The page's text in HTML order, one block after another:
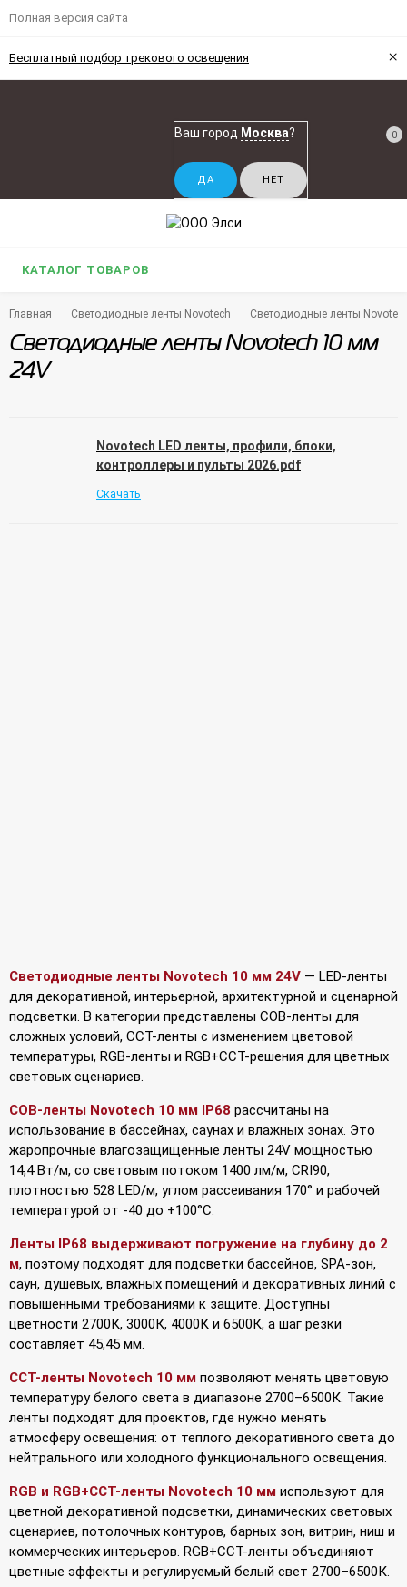
Полная версия сайта
Бесплатный подбор трекового освещения ×
Ваш город Москва? 0
КАТАЛОГ ТОВАРОВ
Главная Светодиодные ленты Novotech Светодиодные ленты
Светодиодные ленты Novotech 10 мм
24V
Novotech LED ленты, профили, блоки,
контроллеры и пульты 2026.pdf
Скачать
Светодиодные ленты Novotech 10 мм 24V — LED-ленты
для декоративной, интерьерной, архитектурной и сценарной
подсветки. В категории представлены COB-ленты для
сложных условий, CCT-ленты с изменением цветовой
температуры, RGB-ленты и RGB+CCT-решения для цветных
световых сценариев.
COB-ленты Novotech 10 мм IP68 рассчитаны на
использование в бассейнах, саунах и влажных зонах. Это
жаропрочные влагозащищенные ленты 24V мощностью
14,4 Вт/м, со световым потоком 1400 лм/м, CRI90,
плотностью 528 LED/м, углом рассеивания 170° и рабочей
температурой от -40 до +100°С.
Ленты IP68 выдерживают погружение на глубину до 2
м, поэтому подходят для подсветки бассейнов, SPA-зон,
саун, душевых, влажных помещений и декоративных линий с
повышенными требованиями к защите. Доступны
цветности 2700К, 3000К, 4000К и 6500К, а шаг резки
составляет 45,45 мм.
CCT-ленты Novotech 10 мм позволяют менять цветовую
температуру белого света в диапазоне 2700–6500К. Такие
ленты подходят для проектов, где нужно менять
атмосферу освещения: от теплого декоративного света до
нейтрального или холодного функционального освещения.
RGB и RGB+CCT-ленты Novotech 10 мм используют для
цветной декоративной подсветки, динамических световых
сценариев, потолочных контуров, барных зон, витрин, ниш и
коммерческих интерьеров. RGB+CCT-ленты объединяют
цветные эффекты и регулируемый белый свет 2700–6500К.